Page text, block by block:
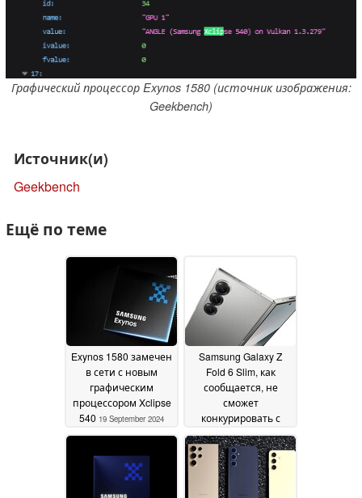
Графический процессор Exynos 1580 (источник изображения:
Geekbench)
Источник(и)
Geekbench
Ещё по теме
Exynos 1580 замечен
в сети с новым
графическим
процессором Xclipse
540 19 September 2024
Samsung Galaxy Z
Fold 6 Slim, как
сообщается, не
сможет
конкурировать с
тонкими китайскими
складными
телефонами31 July